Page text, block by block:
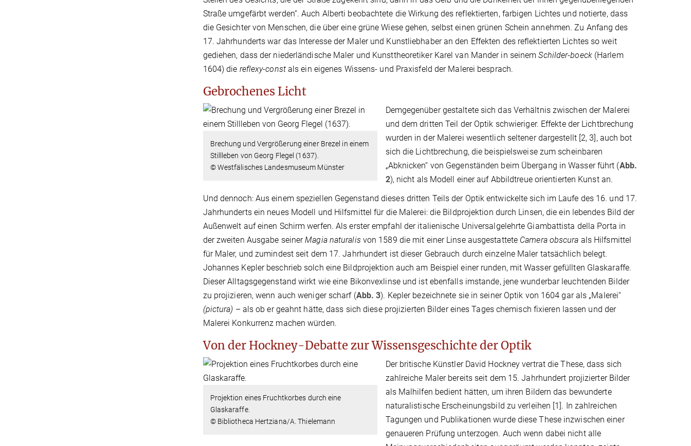
Straße umgefärbt werden“. Auch Alberti beobachtete die Wirkung des reflektierten, farbigen Lichtes und notierte, dass
die Gesichter von Menschen, die über eine grüne Wiese gehen, selbst einen grünen Schein annehmen. Zu Anfang des
17. Jahrhunderts war das Interesse der Maler und Kunstliebhaber an den Effekten des reflektierten Lichtes so weit
gediehen, dass der niederländische Maler und Kunsttheoretiker Karel van Mander in seinemSchilder-boeck(Harlem
1604) die reflexy-constals ein eigenes Wissens- und Praxisfeld der Malerei besprach.
Gebrochenes Licht
Brechung und Vergrößerung einer Brezel in einem
Stillleben von Georg Flegel (1637).
© Westfälisches Landesmuseum Münster
Demgegenüber gestaltete sich das Verhältnis zwischen der Malerei
und dem dritten Teil der Optik schwieriger. Effekte der Lichtbrechung
wurden in der Malerei wesentlich seltener dargestellt [2, 3], auch bot
sich die Lichtbrechung, die beispielsweise zum scheinbaren
„Abknicken“ von Gegenständen beim Übergang in Wasser führt (Abb.
2), nicht als Modell einer auf Abbildtreue orientierten Kunst an.
Und dennoch: Aus einem speziellen Gegenstand dieses dritten Teils der Optik entwickelte sich im Laufe des 16. und 17.
Jahrhunderts ein neues Modell und Hilfsmittel für die Malerei: die Bildprojektion durch Linsen, die ein lebendes Bild der
Außenwelt auf einen Schirm werfen. Als erster empfahl der italienische Universalgelehrte Giambattista della Porta in
der zweiten Ausgabe seinerMagia naturalis von 1589 die mit einer Linse ausgestattete Camera obscura als Hilfsmittel
für Maler, und zumindest seit dem 17. Jahrhundert ist dieser Gebrauch durch einzelne Maler tatsächlich belegt.
Johannes Kepler beschrieb solch eine Bildprojektion auch am Beispiel einer runden, mit Wasser gefüllten Glaskaraffe.
Dieser Alltagsgegenstand wirkt wie eine Bikonvexlinse und ist ebenfalls imstande, jene wunderbar leuchtenden Bilder
zu projizieren, wenn auch weniger scharf (Abb. 3). Kepler bezeichnete sie in seiner Optik von 1604 gar als „Malerei“
(pictura) – als ob er geahnt hätte, dass sich diese projizierten Bilder eines Tages chemisch fixieren lassen und der
Malerei Konkurrenz machen würden.
Von der Hockney-Debatte zur Wissensgeschichte der Optik
Projektion eines Fruchtkorbes durch eine
Glaskaraffe.
© Bibliotheca Hertziana/A. Thielemann
Der britische Künstler David Hockney vertrat die These, dass sich
zahlreiche Maler bereits seit dem 15. Jahrhundert projizierter Bilder
als Malhilfen bedient hätten, um ihren Bildern das bewunderte
naturalistische Erscheinungsbild zu verleihen [1]. In zahlreichen
Tagungen und Publikationen wurde diese These inzwischen einer
genaueren Prüfung unterzogen. Auch wenn dabei nicht alle